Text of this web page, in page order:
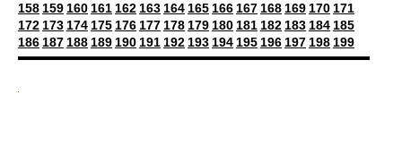
158 159 160 161 162 163 164 165 166 167 168 169 170 171
172 173 174 175 176 177 178 179 180 181 182 183 184 185
186 187 188 189 190 191 192 193 194 195 196 197 198 199